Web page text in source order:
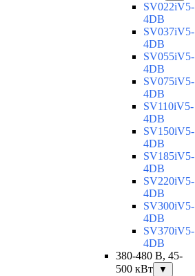
SV022iV5-
4DB
SV037iV5-
4DB
SV055iV5-
4DB
SV075iV5-
4DB
SV110iV5-
4DB
SV150iV5-
4DB
SV185iV5-
4DB
SV220iV5-
4DB
SV300iV5-
4DB
SV370iV5-
4DB
380-480 В, 45-
500 кВт
▼